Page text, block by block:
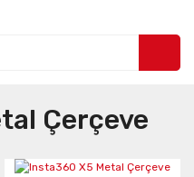
Çerçeve